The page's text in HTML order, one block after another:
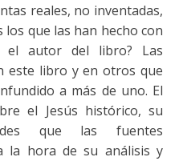
reales, no inventadas,
que las han hecho con
el autor del libro? Las
este libro y en otros que
a más de uno. El
el Jesús histórico, su
que las fuentes
la hora de su análisis y